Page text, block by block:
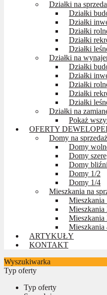
Działki na
Działki
Działki
Działki
Działki
Działki
Działki na
Działki
Działki
Działki
Działki
Działki
Działki na
Pokaż
OFERTY
Domy na sprzedaż
Domy
Domy
Domy
Domy 1/2
Domy 1/4
Mieszkania na
ARTYKUŁY
KONTAKT
Wyszukiwarka
Typ oferty
Typ oferty